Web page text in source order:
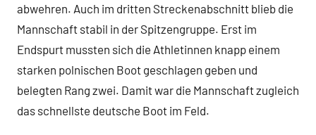
abwehren. Auch im dritten Streckenabschnitt blieb die
Mannschaft stabil in der Spitzengruppe. Erst im
Endspurt mussten sich die Athletinnen knapp einem
starken polnischen Boot geschlagen geben und
belegten Rang zwei. Damit war die Mannschaft zugleich
das schnellste deutsche Boot im Feld.